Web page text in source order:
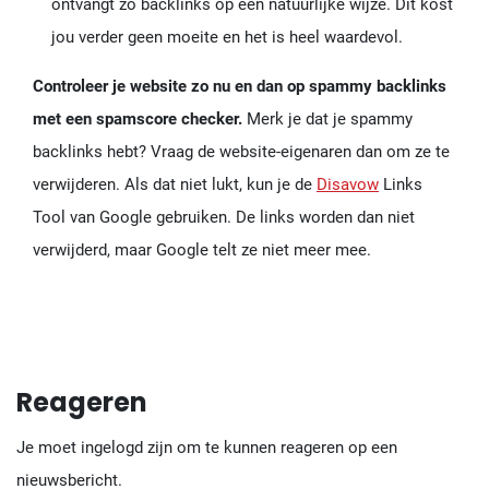
ontvangt zo backlinks op een natuurlijke wijze. Dit kost
jou verder geen moeite en het is heel waardevol.
Controleer je website zo nu en dan op spammy backlinks
met een spamscore checker. Merk je dat je spammy
backlinks hebt? Vraag de website-eigenaren dan om ze te
verwijderen. Als dat niet lukt, kun je de Disavow Links
Tool van Google gebruiken. De links worden dan niet
verwijderd, maar Google telt ze niet meer mee.
Reageren
Je moet ingelogd zijn om te kunnen reageren op een
nieuwsbericht.